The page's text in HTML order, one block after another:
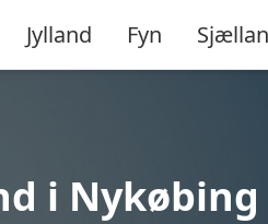
Jylland Fyn
i Nykøbing